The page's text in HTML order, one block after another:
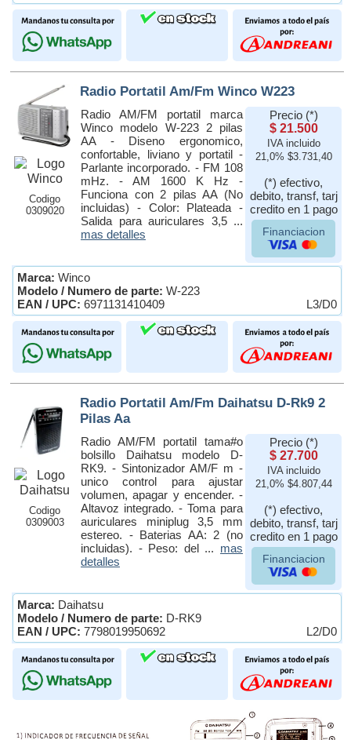
Codigo
0309020
Radio Portatil Am/Fm Winco W223
Radio AM/FM portatil marca
Winco modelo W-223 2 pilas
AA - Diseno ergonomico,
confortable, liviano y portatil -
Parlante incorporado. - FM 108
mHz. - AM 1600 K Hz -
Funciona con 2 pilas AA (No
incluidas) - Color: Plateada -
Salida para auriculares 3,5 ...
mas detalles
Precio (*)
$ 21.500
IVA incluido
21,0% $3.731,40
(*) efectivo,
debito, transf, tarj
credito en 1 pago
Financiacion
Marca: Winco
Modelo / Numero de parte: W-223
EAN / UPC: 6971131410409 L3/D0
Codigo
0309003
Radio Portatil Am/Fm Daihatsu D-Rk9 2
Pilas Aa
Radio AM/FM portatil tama#o
bolsillo Daihatsu modelo D-
RK9. - Sintonizador AM/F m -
unico control para ajustar
volumen, apagar y encender. -
Altavoz integrado. - Toma para
auriculares miniplug 3,5 mm
estereo. - Baterias AA: 2 (no
incluidas). - Peso: del ... mas
detalles
Precio (*)
$ 27.700
IVA incluido
21,0% $4.807,44
(*) efectivo,
debito, transf, tarj
credito en 1 pago
Financiacion
Marca: Daihatsu
Modelo / Numero de parte: D-RK9
EAN / UPC: 7798019950692 L2/D0